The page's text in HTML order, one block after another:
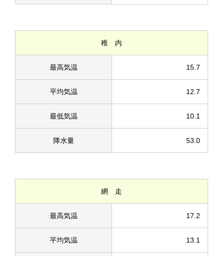
稚 内
最高気温 15.7
平均気温 12.7
最低気温 10.1
降水量 53.0
網 走
最高気温 17.2
平均気温 13.1